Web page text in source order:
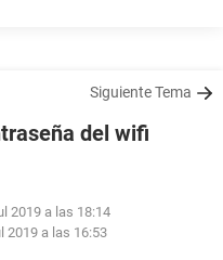
Siguiente Tema
del wifi
2019 a las 18:14
2019 a las 16:53